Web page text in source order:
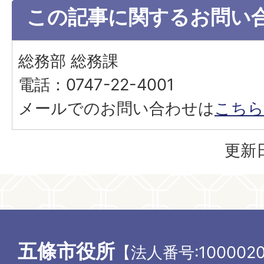
この記事に関するお問い
総務部 総務課
電話：0747-22-4001
メールでのお問い合わせはこちら
更新
五條市役所 【法人番号